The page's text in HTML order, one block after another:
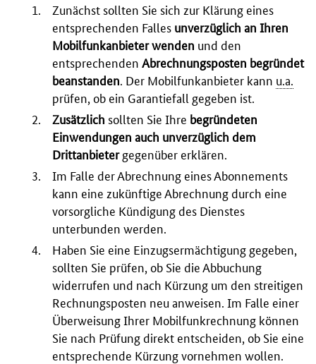
Zunächst sollten Sie sich zur Klärung eines
entsprechenden Falles unverzüglich an Ihren
Mobilfunkanbieter wenden und den
entsprechenden Abrechnungsposten begründet
beanstanden. Der Mobilfunkanbieter kann u.a.
prüfen, ob ein Garantiefall gegeben ist.
Zusätzlich sollten Sie Ihre begründeten
Einwendungen auch unverzüglich dem
Drittanbietergegenüber erklären.
Im Falle der Abrechnung eines Abonnements
kann eine zukünftige Abrechnung durch eine
vorsorgliche Kündigung des Dienstes
unterbunden werden.
Haben Sie eine Einzugsermächtigung gegeben,
sollten Sie prüfen, ob Sie die Abbuchung
widerrufen und nach Kürzung um den streitigen
Rechnungsposten neu anweisen. Im Falle einer
Überweisung Ihrer Mobilfunkrechnung können
Sie nach Prüfung direkt entscheiden, ob Sie eine
entsprechende Kürzung vornehmen wollen.